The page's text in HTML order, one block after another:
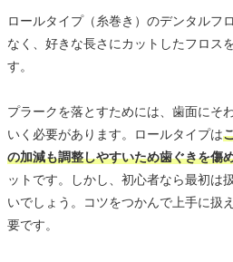
ロールタイプ（糸巻き）のデンタルフ
なく、好きな長さにカットしたフロス
す。
プラークを落とすためには、歯面にそ
いく必要があります。ロールタイプは
の加減も調整しやすいため歯ぐきを傷
ットです。しかし、初心者なら最初は
いでしょう。コツをつかんで上手に扱
要です。